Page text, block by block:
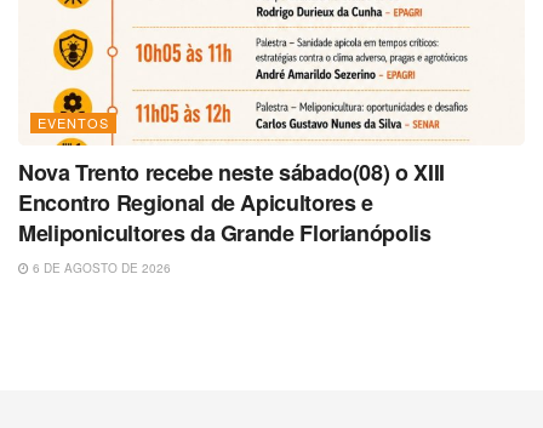
EVENTOS
Nova Trento recebe neste sábado(08) o XIII
Encontro Regional de Apicultores e
Meliponicultores da Grande Florianópolis
6 DE AGOSTO DE 2026